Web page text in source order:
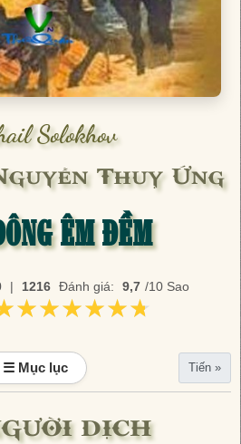
Solokhov
Thuỵ Ứng
ÊM ĐỀM
| 1216 Đánh giá: 9,7 /10 Sao
☰ Mục lục Tiến »
DỊCH